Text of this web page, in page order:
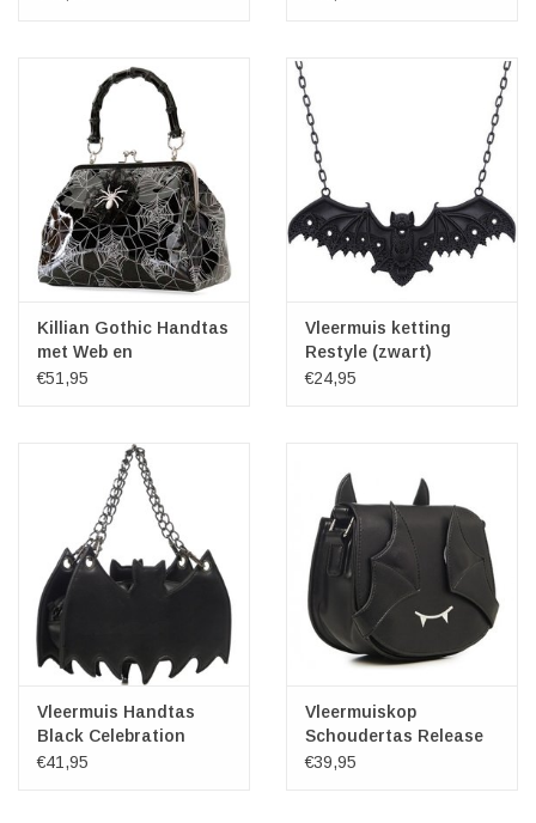
Killian Gothic Handtas
met Web en
Spinnenbroche
€51,95
Vleermuis ketting
Restyle (zwart)
€24,95
Vleermuis Handtas
Black Celebration
€41,95
Vleermuiskop
Schoudertas Release
the Bats
€39,95